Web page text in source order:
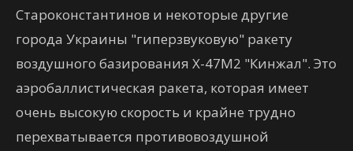
Староконстантинов и некоторые другие
города Украины "гиперзвуковую" ракету
воздушного базирования Х-47М2 "Кинжал". Это
аэробаллистическая ракета, которая имеет
очень высокую скорость и крайне трудно
перехватывается противовоздушной